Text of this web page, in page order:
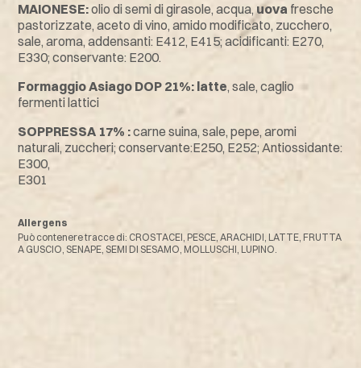
MAIONESE:olio di semi di girasole, acqua,uova fresche
pastorizzate, aceto di vino, amido modificato, zucchero,
sale, aroma, addensanti: E412, E415; acidificanti: E270,
E330; conservante: E200.
Formaggio Asiago DOP 21%: latte, sale, caglio
fermenti lattici
SOPPRESSA 17% :carne suina, sale, pepe, aromi
naturali, zuccheri; conservante:E250, E252; Antiossidante:
E300,
E301
Allergens
Può contenere tracce di: CROSTACEI, PESCE, ARACHIDI, LATTE, FRUTTA
A GUSCIO, SENAPE, SEMI DI SESAMO, MOLLUSCHI, LUPINO.